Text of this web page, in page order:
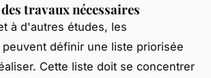
travaux nécessaires
à d'autres études, les
définir une liste priorisée
Cette liste doit se concentrer